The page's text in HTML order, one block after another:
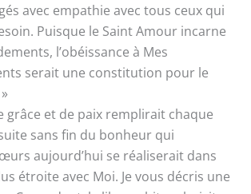
avec empathie avec tous ceux qui
Puisque le Saint Amour incarne
l’obéissance à Mes
serait une constitution pour le
grâce et de paix remplirait chaque
sans fin du bonheur qui
aujourd’hui se réaliserait dans
étroite avec Moi. Je vous décris une